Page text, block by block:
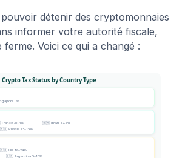
détenir des cryptomonnaies
informer votre autorité fiscale,
Voici ce qui a changé :